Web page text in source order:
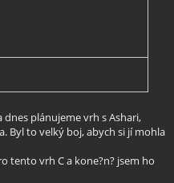
dnes plánujeme vrh s Ashari,
Byl to velký boj, abych si jí mohla
tento vrh C a kone?n? jsem ho